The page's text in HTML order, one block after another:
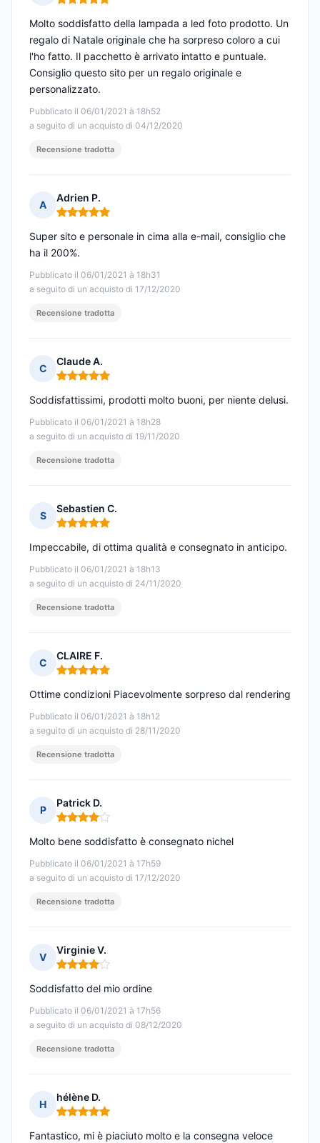
Nota: 5 su 5
Pubblicato il 06/01/2021 à 18h52
a seguito di un acquisto di 04/12/2020
Molto soddisfatto della lampada a led foto prodotto. Un
regalo di Natale originale che ha sorpreso coloro a cui
l'ho fatto. Il pacchetto è arrivato intatto e puntuale.
Consiglio questo sito per un regalo originale e
personalizzato.
Recensione tradotta
A
Adrien P.
Nota: 5 su 5
Pubblicato il 06/01/2021 à 18h31
a seguito di un acquisto di 17/12/2020
Super sito e personale in cima alla e-mail, consiglio che
ha il 200%.
Recensione tradotta
C
Claude A.
Nota: 5 su 5
Pubblicato il 06/01/2021 à 18h28
a seguito di un acquisto di 19/11/2020
Soddisfattissimi, prodotti molto buoni, per niente delusi.
Recensione tradotta
S
Sebastien C.
Nota: 5 su 5
Pubblicato il 06/01/2021 à 18h13
a seguito di un acquisto di 24/11/2020
Impeccabile, di ottima qualità e consegnato in anticipo.
Recensione tradotta
C
CLAIRE F.
Nota: 5 su 5
Pubblicato il 06/01/2021 à 18h12
a seguito di un acquisto di 28/11/2020
Ottime condizioni Piacevolmente sorpreso dal rendering
Recensione tradotta
P
Patrick D.
Nota: 4 su 5
Pubblicato il 06/01/2021 à 17h59
a seguito di un acquisto di 17/12/2020
Molto bene soddisfatto è consegnato nichel
Recensione tradotta
V
Virginie V.
Nota: 4 su 5
Pubblicato il 06/01/2021 à 17h56
a seguito di un acquisto di 08/12/2020
Soddisfatto del mio ordine
Recensione tradotta
H
hélène D.
Nota: 5 su 5
Fantastico, mi è piaciuto molto e la consegna veloce